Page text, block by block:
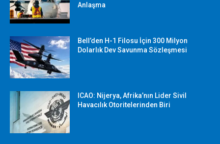
Anlaşma
Bell’den H-1 Filosu İçin 300 Milyon
Dolarlık Dev Savunma Sözleşmesi
ICAO: Nijerya, Afrika’nın Lider Sivil
Havacılık Otoritelerinden Biri